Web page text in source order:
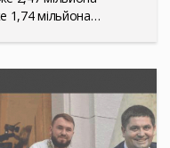
1,74 мільйона…